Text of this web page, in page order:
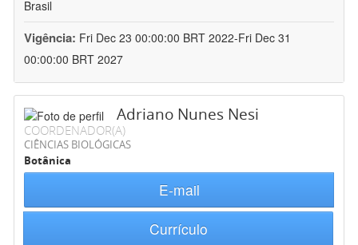
Brasil
Vigência: Fri Dec 23 00:00:00 BRT 2022-Fri Dec 31
00:00:00 BRT 2027
Adriano Nunes Nesi
COORDENADOR(A)
CIÊNCIAS BIOLÓGICAS
Botânica
E-mail
Currículo